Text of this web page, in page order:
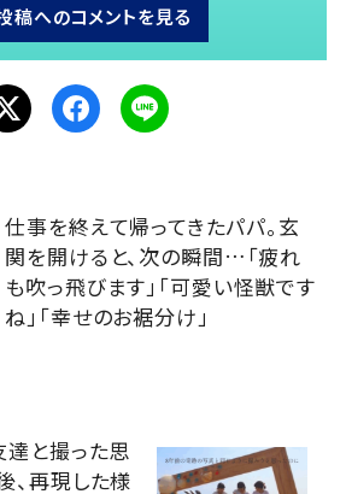
稿へのコメントを見る
仕事を終えて帰ってきたパパ。玄
関を開けると、次の瞬間…「疲れ
も吹っ飛びます」「可愛い怪獣です
ね」「幸せのお裾分け」
達と撮った思
再現した様